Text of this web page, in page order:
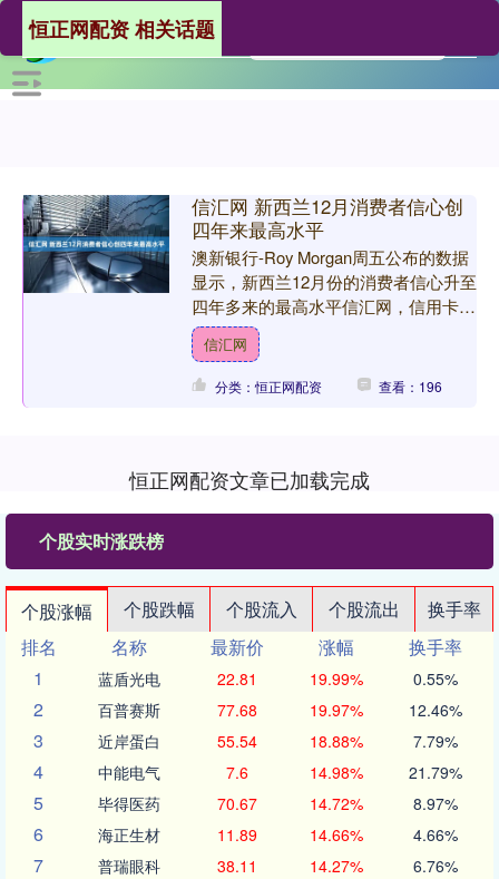
恒正网配资 相关话题
信汇网 新西兰12月消费者信心创
四年来最高水平
澳新银行-Roy Morgan周五公布的数据
显示，新西兰12月份的消费者信心升至
四年多来的最高水平信汇网，信用卡支
出数据显示非必需消费品支出有所增
长。12月消费....
信汇网
分类：恒正网配资 查看：196
恒正网配资文章已加载完成
个股实时涨跌榜
个股涨幅 个股跌幅 个股流入 个股流出
换手率
排名
名称 最新价 涨幅
换手率
1
蓝盾光电 22.81 19.99% 0.55%
2 百普赛斯 77.68 19.97% 12.46%
3 近岸蛋白 55.54 18.88% 7.79%
4 中能电气 7.6 14.98% 21.79%
5 毕得医药 70.67 14.72% 8.97%
6 海正生材 11.89 14.66% 4.66%
7 普瑞眼科 38.11 14.27% 6.76%